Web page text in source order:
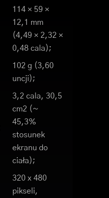
114 × 59 ×
12,1 mm
(4,49 × 2,32 ×
0,48 cala);
102 g (3,60
uncji);
3,2 cala, 30,5
cm2 (~
45,3%
stosunek
ekranu do
ciała);
320 x 480
pikseli,